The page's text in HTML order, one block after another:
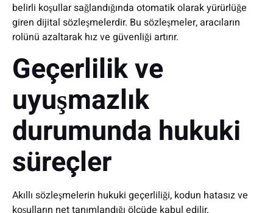
belirli koşullar sağlandığında otomatik olarak yürürlüğe
giren dijital sözleşmelerdir. Bu sözleşmeler, aracıların
rolünü azaltarak hız ve güvenliği artırır.
Geçerlilik ve
uyuşmazlık
durumunda hukuki
süreçler
Akıllı sözleşmelerin hukuki geçerliliği, kodun hatasız ve
koşulların net tanımlandığı ölçüde kabul edilir.